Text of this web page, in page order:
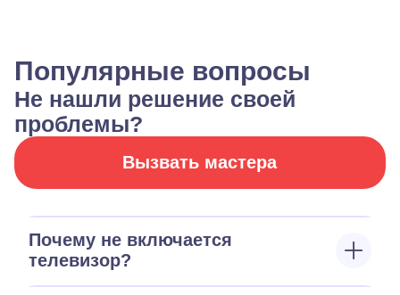
Популярные вопросы
Не нашли решение своей
проблемы?
Вызвать мастера
Почему не включается
телевизор?